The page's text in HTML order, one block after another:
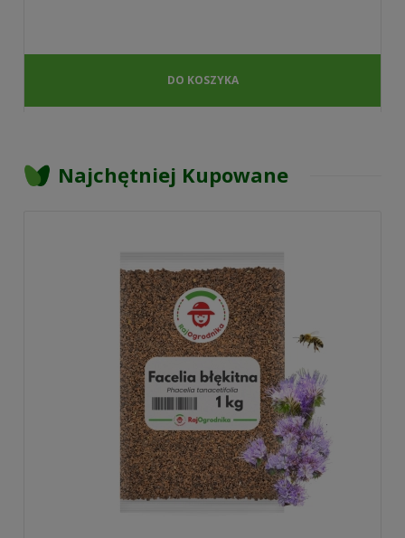
DO KOSZYKA
Najchętniej Kupowane